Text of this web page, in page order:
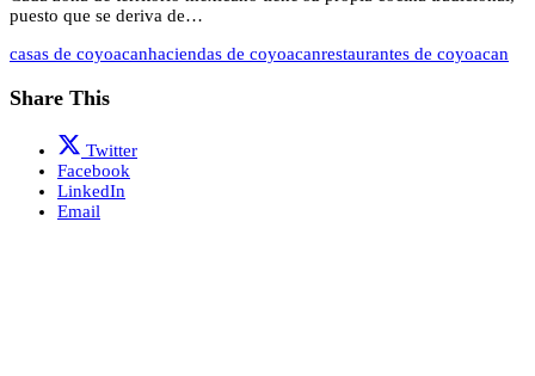
puesto que se deriva de…
casas de coyoacanhaciendas de coyoacanrestaurantes de coyoacan
Share This
Twitter
Facebook
LinkedIn
Email